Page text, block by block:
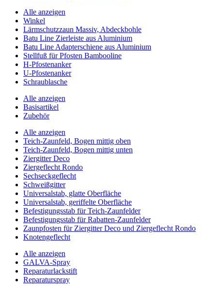
Alle anzeigen
Winkel
Lärmschutzzaun Massiv, Abdeckbohle
Batu Line Zierleiste aus Aluminium
Batu Line Adapterschiene aus Aluminium
Stellfuß für Pfosten Bambooline
H-Pfostenanker
U-Pfostenanker
Schraublasche
Alle anzeigen
Basisartikel
Zubehör
Alle anzeigen
Teich-Zaunfeld, Bogen mittig oben
Teich-Zaunfeld, Bogen mittig unten
Ziergitter Deco
Ziergeflecht Rondo
Sechseckgeflecht
Schweißgitter
Universalstab, glatte Oberfläche
Universalstab, geriffelte Oberfläche
Befestigungsstab für Teich-Zaunfelder
Befestigungsstab für Rabatten-Zaunfelder
Zaunpfosten für Ziergitter Deco und Ziergeflecht Rondo
Knotengeflecht
Alle anzeigen
GALVA-Spray
Reparaturlackstift
Reparaturspray